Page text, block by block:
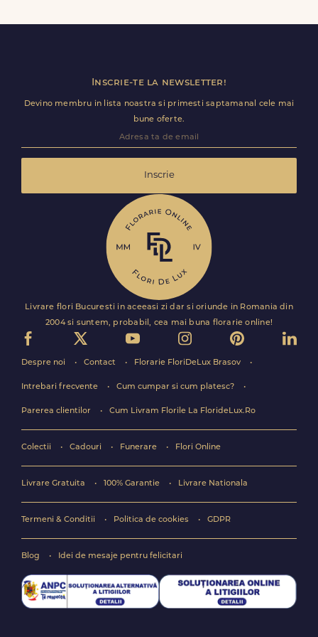
premium direct in cosul de cumparaturi.
Inscrie-te la newsletter!
Devino membru in lista noastra si primesti saptamanal cele mai
bune oferte.
Inscrie
Livrare flori Bucuresti in aceeasi zi dar si oriunde in Romania din
2004 si suntem, probabil, cea mai buna florarie online!
Despre noi Contact Florarie FloriDeLux Brasov
Intrebari frecvente Cum cumpar si cum platesc?
Parerea clientilor Cum Livram Florile La FlorideLux.Ro
Colectii Cadouri Funerare Flori Online
Livrare Gratuita 100% Garantie Livrare Nationala
Termeni & Conditii Politica de cookies GDPR
Blog Idei de mesaje pentru felicitari